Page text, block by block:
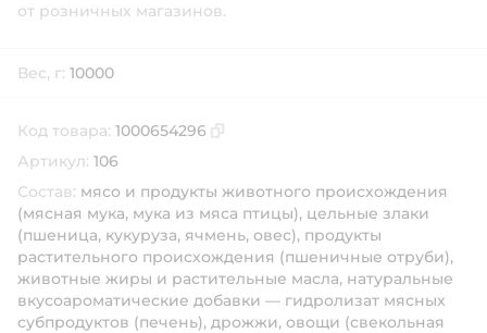
от розничных магазинов.
Вес, г: 10000
Код товара: 1000654296
Артикул: 106
Состав: мясо и продукты животного происхождения
(мясная мука, мука из мяса птицы), цельные злаки
(пшеница, кукуруза, ячмень, овес), продукты
растительного происхождения (пшеничные отруби),
животные жиры и растительные масла, натуральные
вкусоароматические добавки — гидролизат мясных
субпродуктов (печень), дрожжи, овощи (свекольная